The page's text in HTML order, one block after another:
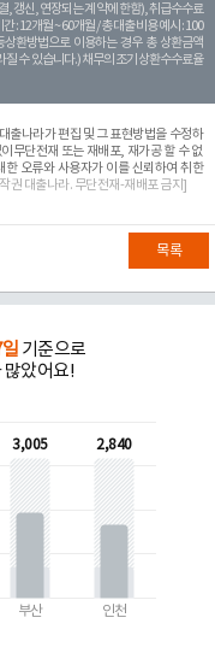
, 갱신, 연장되는 계 약에 한함), 취급수수료
: 12개월 ~ 60개월 / 총 대출 비용 예시 : 100
환방법으로 이용하는 경우 총 상환금액
수 있습니다.) 채무의 조기 상환수수료율
출나라가 편집 및 그 표현방법을 수정하
무단전재 또는 재배포, 재가공 할 수 없
한 오류와 사용자가 이를 신뢰하여 취한
권 대출나라. 무단전재-재배포 금지]
목록
기준으로
많았어요!
3,005
부산
2,840
인천